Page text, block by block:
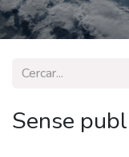
Sense